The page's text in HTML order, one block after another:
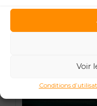
Voir
Conditions
booster ses